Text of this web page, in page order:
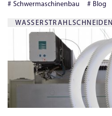
Schwermaschinenbau
Blog
WASSERSTRAHLSCHNEIDEN